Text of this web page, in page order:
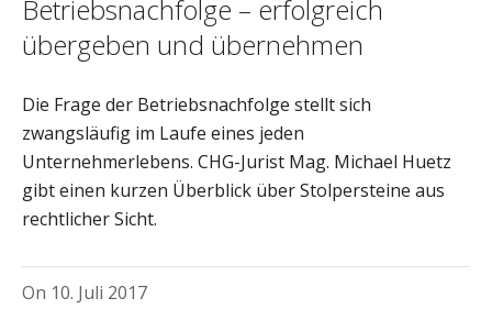
Betriebsnachfolge – erfolgreich
übergeben und übernehmen
Die Frage der Betriebsnachfolge stellt sich
zwangsläufig im Laufe eines jeden
Unternehmerlebens. CHG-Jurist Mag. Michael Huetz
gibt einen kurzen Überblick über Stolpersteine aus
rechtlicher Sicht.
On 10. Juli 2017